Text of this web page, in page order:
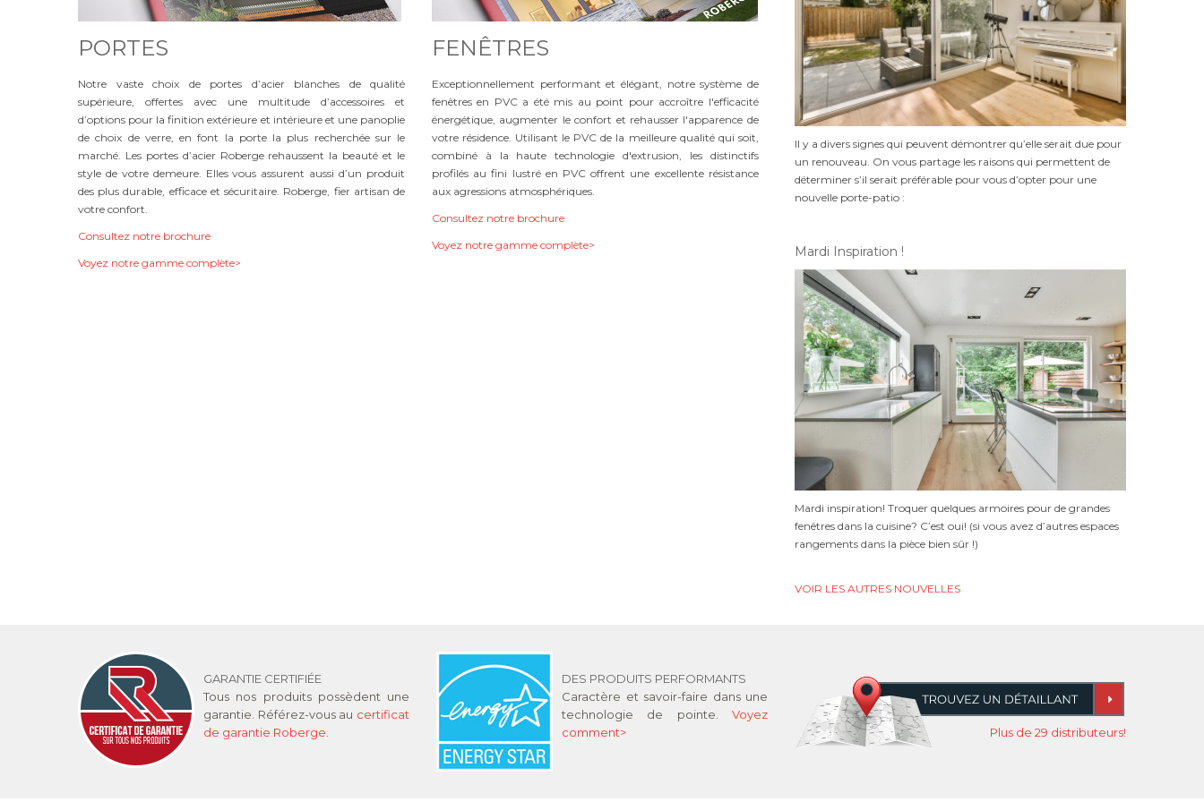
PORTES
Notre vaste choix de portes d’acier blanches de qualité
supérieure, offertes avec une multitude d’accessoires et
d’options pour la finition extérieure et intérieure et une panoplie
de choix de verre, en font la porte la plus recherchée sur le
marché. Les portes d’acier Roberge rehaussent la beauté et le
style de votre demeure. Elles vous assurent aussi d’un produit
des plus durable, efficace et sécuritaire. Roberge, fier artisan de
votre confort.
Consultez notre brochure
Voyez notre gamme complète>
FENÊTRES
Exceptionnellement performant et élégant, notre système de
fenêtres en PVC a été mis au point pour accroître l'efficacité
énergétique, augmenter le confort et rehausser l'apparence de
votre résidence. Utilisant le PVC de la meilleure qualité qui soit,
combiné à la haute technologie d'extrusion, les distinctifs
profilés au fini lustré en PVC offrent une excellente résistance
aux agressions atmosphériques.
Consultez notre brochure
Voyez notre gamme complète>
Il y a divers signes qui peuvent démontrer qu’elle serait due pour
un renouveau. On vous partage les raisons qui permettent de
déterminer s’il serait préférable pour vous d’opter pour une
nouvelle porte-patio :
Mardi Inspiration !
Mardi inspiration! Troquer quelques armoires pour de grandes
fenêtres dans la cuisine? C’est oui! (si vous avez d’autres espaces
rangements dans la pièce bien sûr !)
VOIR LES AUTRES NOUVELLES
GARANTIE CERTIFIÉE
Tous nos produits possèdent une
garantie. Référez-vous au certificat
de garantie Roberge
DES PRODUITS PERFORMANTS
Caractère et savoir-faire dans une
technologie de pointe. Voyez
comment>
Plus de 29 distributeurs!